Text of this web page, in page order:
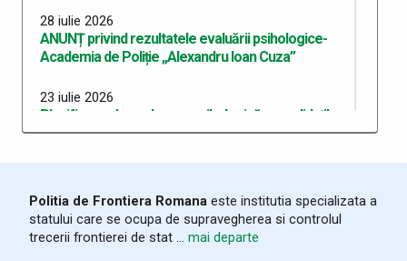
28 iulie 2026
ANUNȚ privind rezultatele evaluării psihologice-
Academia de Poliție „Alexandru Ioan Cuza”
23 iulie 2026
Planificarea la evaluarea psihologică a candidaților
în vederea participării la concursul de admitere la
13 iulie 2026
Programarea candidaților recrutați pentru locurile
MAI la instituțiile de învățământ ale MApN la Centrul
Politia de Frontiera Romana este institutia specializata a
statului care se ocupa de supravegherea si controlul
trecerii frontierei de stat ... mai departe